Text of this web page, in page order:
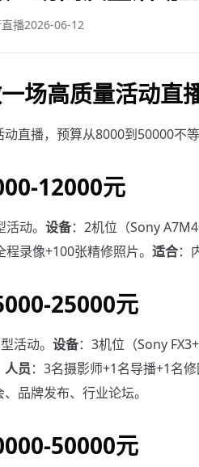
播2026-06-12
场高质量活动直
直播，预算从8000到50000不
12000元
动。 设备：2机位（Sony
程录像+100张精修照片。 适合：
25000元
活动。 设备：3机位（Sony
人员：3名摄影师+1名导播+1名
品牌发布、行业论坛。
50000元